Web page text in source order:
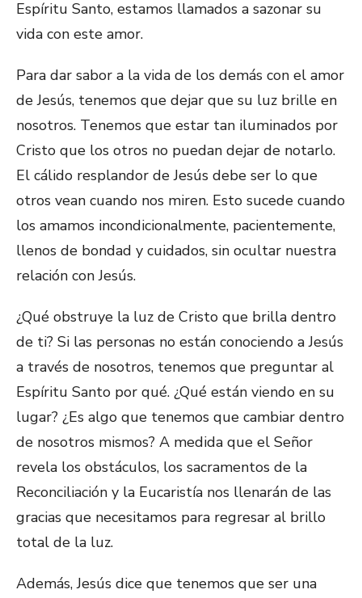
Espíritu Santo, estamos llamados a sazonar su
vida con este amor.
Para dar sabor a la vida de los demás con el amor
de Jesús, tenemos que dejar que su luz brille en
nosotros. Tenemos que estar tan iluminados por
Cristo que los otros no puedan dejar de notarlo.
El cálido resplandor de Jesús debe ser lo que
otros vean cuando nos miren. Esto sucede cuando
los amamos incondicionalmente, pacientemente,
llenos de bondad y cuidados, sin ocultar nuestra
relación con Jesús.
¿Qué obstruye la luz de Cristo que brilla dentro
de ti? Si las personas no están conociendo a Jesús
a través de nosotros, tenemos que preguntar al
Espíritu Santo por qué. ¿Qué están viendo en su
lugar? ¿Es algo que tenemos que cambiar dentro
de nosotros mismos? A medida que el Señor
revela los obstáculos, los sacramentos de la
Reconciliación y la Eucaristía nos llenarán de las
gracias que necesitamos para regresar al brillo
total de la luz.
Además, Jesús dice que tenemos que ser una